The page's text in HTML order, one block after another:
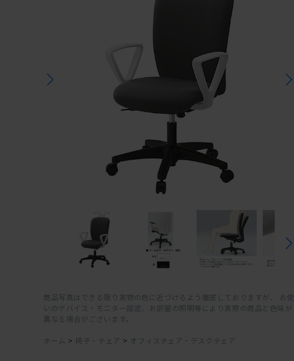
商品写真はできる限り実物の色に近づけるよう徹底しておりますが、 お使
いのデバイス・モニター設定、お部屋の照明等により実際の商品と色味が
異なる場合がございます。
ホーム > 椅子・チェア > オフィスチェア・デスクチェア